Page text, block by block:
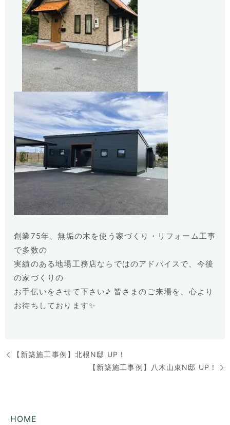
創業75年、無垢の木を使う家づくり・リフォーム工事
で多数の
実績のある地場工務店ならではのアドバイスで、今後
の家づくりの
お手伝いをさせて下さい♪ 皆さまのご来場を、心より
お待ちしております✨
【新築施工事例】北根N邸 UP！
【新築施工事例】八木山東N邸 UP！
HOME